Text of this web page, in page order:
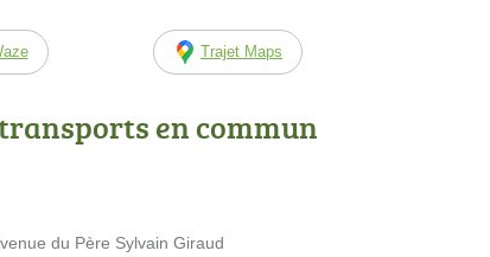
Trajet Maps
en commun
du Père Sylvain Giraud